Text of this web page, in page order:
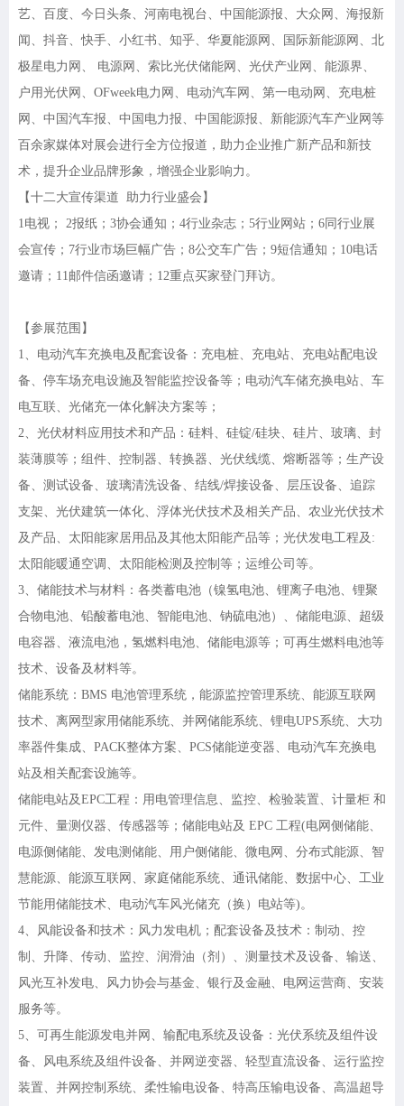
艺、百度、今日头条、河南电视台、中国能源报、大众网、海报新
闻、抖音、快手、小红书、知乎、华夏能源网、国际新能源网、北
极星电力网、
电源网、索比光伏储能网、光伏产业网、能源界、
户用光伏网、 OFweek电力网、电动汽车网、第一电动网、充电桩
网、中国汽车报、中国电力报、中国能源报、新能源汽车产业网等
百余家媒体对展会进行全方位报道，助力企业推广新产品和新技
术，提升企业品牌形象，增强企业影响力。
【十二大宣传渠道 助力行业盛会】
1电视； 2报纸；3协会通知；4行业杂志；5行业网站；6同行业展
会宣传；7行业市场巨幅广告；8公交车广告；9短信通知；10电话
邀请；11邮件信函邀请；12重点买家登门拜访。
【参展范围】
1、电动汽车充换电及配套设备：充电桩、充电站、充电站配电设
备、停车场充电设施及智能监控设备等；电动汽车储充换电站、车
电互联、光储充一体化解决方案等；
2、光伏材料应用技术和产品：硅料、硅锭/硅块、硅片、玻璃、封
装薄膜等；组件、控制器、转换器、光伏线缆、熔断器等；生产设
备、测试设备、玻璃清洗设备、结线/焊接设备、层压设备、追踪
支架、光伏建筑一体化、浮体光伏技术及相关产品、农业光伏技术
及产品、太阳能家居用品及其他太阳能产品等；光伏发电工程及:
太阳能暖通空调、太阳能检测及控制等；运维公司等。
3、储能技术与材料：各类蓄电池（镍氢电池、锂离子电池、锂聚
合物电池、铅酸蓄电池、智能电池、钠硫电池）、储能电源、超级
电容器、液流电池，氢燃料电池、储能电源等；可再生燃料电池等
技术、设备及材料等。
储能系统： BMS 电池管理系统，能源监控管理系统、能源互联网
技术、离网型家用储能系统、并网储能系统、锂电UPS系统、大功
率器件集成、PACK整体方案、PCS储能逆变器、电动汽车充换电
站及相关配套设施等。
储能电站及EPC工程：用电管理信息、监控、检验装置、计量柜 和
元件、量测仪器、传感器等；储能电站及 EPC 工程(电网侧储能、
电源侧储能、发电测储能、用户侧储能、微电网、分布式能源、智
慧能源、能源互联网、家庭储能系统、通讯储能、数据中心、工业
节能用储能技术、电动汽车风光储充（换）电站等)。
4、风能设备和技术：风力发电机；配套设备及技术：制动、控
制、升降、传动、监控、润滑油（剂）、测量技术及设备、输送、
风光互补发电、风力协会与基金、银行及金融、电网运营商、安装
服务等。
5、可再生能源发电并网、输配电系统及设备：光伏系统及组件设
备、风电系统及组件设备、并网逆变器、轻型直流设备、运行监控
装置、并网控制系统、柔性输电设备、特高压输电设备、高温超导